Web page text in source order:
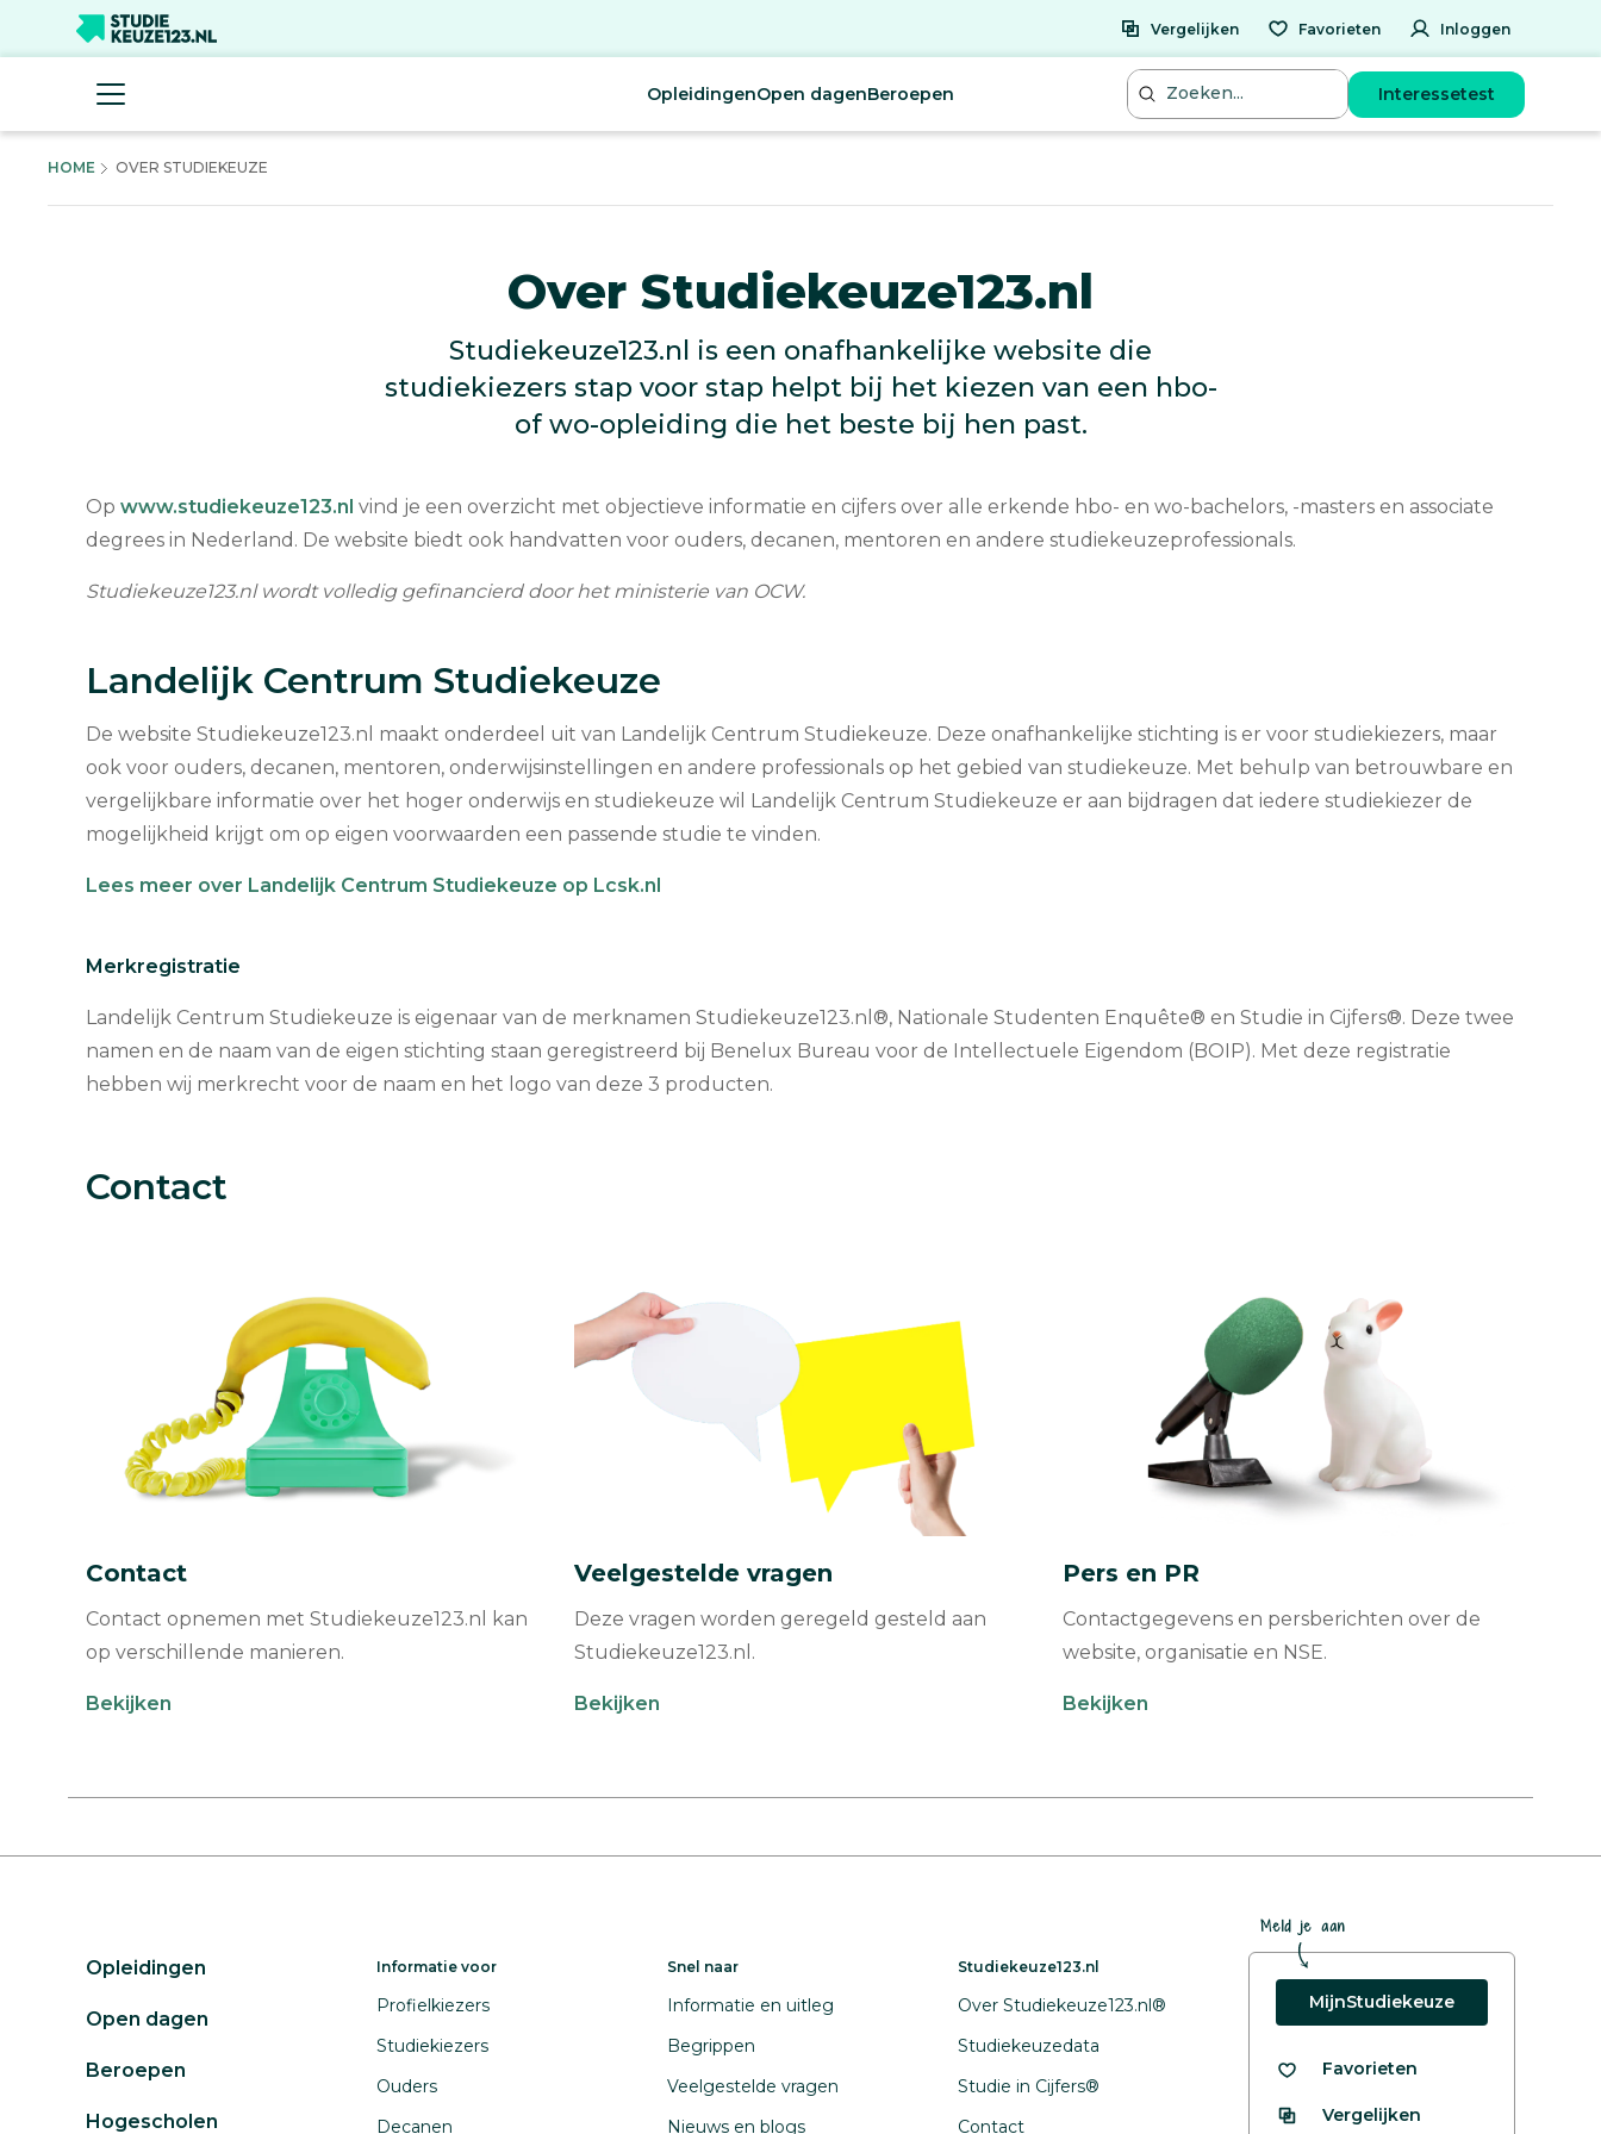
Vergelijken Favorieten Inloggen
OpleidingenOpen dagenBeroepen Interessetest
HOME OVER STUDIEKEUZE
Over Studiekeuze123.nl
Studiekeuze123.nl is een onafhankelijke website die
studiekiezers stap voor stap helpt bij het kiezen van een hbo-
of wo-opleiding die het beste bij hen past.
Op www.studiekeuze123.nl vind je een overzicht met objectieve informatie en cijfers over alle erkende hbo- en wo-bachelors, -masters en associate
degrees in Nederland. De website biedt ook handvatten voor ouders, decanen, mentoren en andere studiekeuzeprofessionals.
Studiekeuze123.nl wordt volledig gefinancierd door het ministerie van OCW.
Landelijk Centrum Studiekeuze
De website Studiekeuze123.nl maakt onderdeel uit van Landelijk Centrum Studiekeuze. Deze onafhankelijke stichting is er voor studiekiezers, maar
ook voor ouders, decanen, mentoren, onderwijsinstellingen en andere professionals op het gebied van studiekeuze. Met behulp van betrouwbare en
vergelijkbare informatie over het hoger onderwijs en studiekeuze wil Landelijk Centrum Studiekeuze er aan bijdragen dat iedere studiekiezer de
mogelijkheid krijgt om op eigen voorwaarden een passende studie te vinden.
Lees meer over Landelijk Centrum Studiekeuze op Lcsk.nl
Merkregistratie
Landelijk Centrum Studiekeuze is eigenaar van de merknamen Studiekeuze123.nl®, Nationale Studenten Enquête® en Studie in Cijfers®. Deze twee
namen en de naam van de eigen stichting staan geregistreerd bij Benelux Bureau voor de Intellectuele Eigendom (BOIP). Met deze registratie
hebben wij merkrecht voor de naam en het logo van deze 3 producten.
Contact
Contact
Contact opnemen met Studiekeuze123.nl kan
op verschillende manieren.
Bekijken
Veelgestelde vragen
Deze vragen worden geregeld gesteld aan
Studiekeuze123.nl.
Bekijken
Pers en PR
Contactgegevens en persberichten over de
website, organisatie en NSE.
Bekijken
Opleidingen
Open dagen
Beroepen
Hogescholen
Informatie voor
Profielkiezers
Studiekiezers
Ouders
Decanen
Snel naar
Informatie en uitleg
Begrippen
Veelgestelde vragen
Nieuws en blogs
Studiekeuze123.nl
Over Studiekeuze123.nl®
Studiekeuzedata
Studie in Cijfers®
Contact
Meld je aan
MijnStudiekeuze
Favorieten
Vergelijken